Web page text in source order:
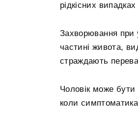
рідкісних
Захворювання при
частині живота,
страждають
Чоловік може
коли